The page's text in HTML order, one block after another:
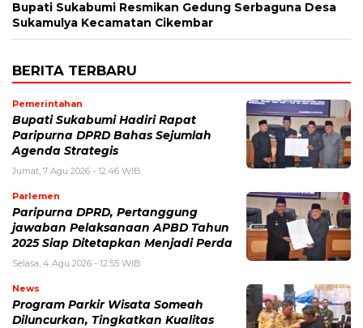
Bupati Sukabumi Resmikan Gedung Serbaguna Desa
Sukamulya Kecamatan Cikembar
BERITA TERBARU
Pemerintahan
Bupati Sukabumi Hadiri Rapat
Paripurna DPRD Bahas Sejumlah
Agenda Strategis
Jumat, 7 Agu 2026 - 12:46 WIB
Parlemen
Paripurna DPRD, Pertanggung
jawaban Pelaksanaan APBD Tahun
2025 Siap Ditetapkan Menjadi Perda
Selasa, 4 Agu 2026 - 12:55 WIB
News
Program Parkir Wisata Someah
Diluncurkan, Tingkatkan Kualitas